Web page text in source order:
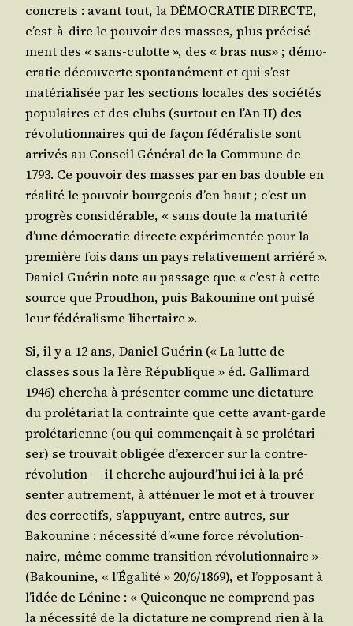
concrets : avant tout, la DÉMOCRATIE DIRECTE,
c’est-à-dire le pou­voir des masses, plus pré­ci­sé­
ment des « sans-culotte », des « bras nus» ; démo­
cra­tie décou­verte spon­ta­né­ment et qui s’est
maté­ria­li­sée par les sec­tions locales des socié­tés
popu­laires et des clubs (sur­tout en l’An II) des
révo­lu­tion­naires qui de façon fédé­ra­liste sont
arri­vés au Conseil Géné­ral de la Com­mune de
1793. Ce pou­voir des masses par en bas double en
réa­li­té le pou­voir bour­geois d’en haut ; c’est un
pro­grès consi­dé­rable, « sans doute la matu­ri­té
d’une démo­cra­tie directe expé­ri­men­tée pour la
pre­mière fois dans un pays rela­ti­ve­ment arrié­ré ».
Daniel Gué­rin note au pas­sage que « c’est à cette
source que Prou­dhon, puis Bakou­nine ont pui­sé
leur fédé­ra­lisme libertaire ».
Si, il y a 12 ans, Daniel Gué­rin (« La lutte de
classes sous la Ière Répu­blique » éd. Gal­li­mard
1946) cher­cha à pré­sen­ter comme une dic­ta­ture
du pro­lé­ta­riat la contrainte que cette avant-garde
pro­lé­ta­rienne (ou qui com­men­çait à se pro­lé­ta­ri­
ser) se trou­vait obli­gée d’exer­cer sur la contre-
révo­lu­tion ― il cherche aujourd’­hui ici à la pré­
sen­ter autre­ment, à atté­nuer le mot et à trou­ver
des cor­rec­tifs, s’ap­puyant, entre autres, sur
Bakou­nine : néces­si­té d’«une force révo­lu­tion­
naire, même comme tran­si­tion révo­lu­tion­naire »
(Bakou­nine, « l’É­ga­li­té » 20/​6/​1869), et l’op­po­sant à
l’i­dée de Lénine : « Qui­conque ne com­prend pas
la néces­si­té de la dic­ta­ture ne com­prend rien à la